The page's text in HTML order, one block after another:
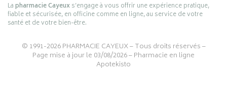
Lapharmacie Cayeuxs’engage à vous offrir une expérience pratique,
fiable et sécurisée, en officine comme en ligne, au service de votre
santé et de votre bien-être.
© 1991-2026PHARMACIE CAYEUX– Tous droits réservés –
Page mise à jour le 03/08/2026 –Pharmacie en ligne
Apotekisto